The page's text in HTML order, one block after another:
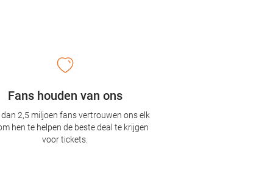
Fans houden van ons
2,5 miljoen fans vertrouwen ons elk
hen te helpen de beste deal te krijgen
voor tickets.